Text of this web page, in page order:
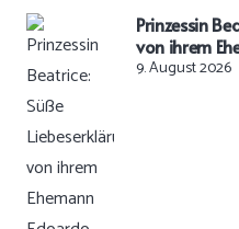
Prinzessin
von ihrem
9. August 2026